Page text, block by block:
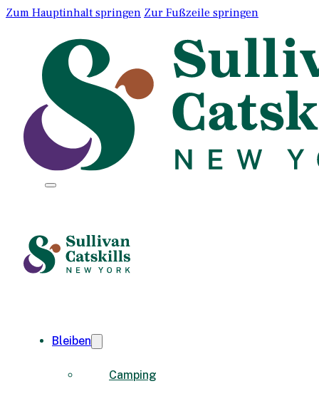
Zum Hauptinhalt springen Zur Fußzeile springen
Bleiben
Camping